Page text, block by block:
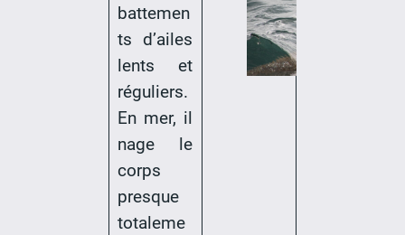
battemen
ts d’ailes
lents et
réguliers.
En mer, il
nage le
corps
presque
totaleme